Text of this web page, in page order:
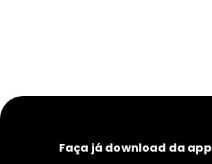
Faça já download da app